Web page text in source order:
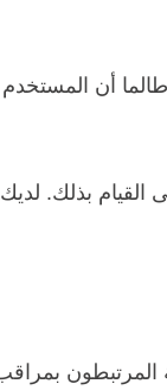
أن
القيام بذلك.